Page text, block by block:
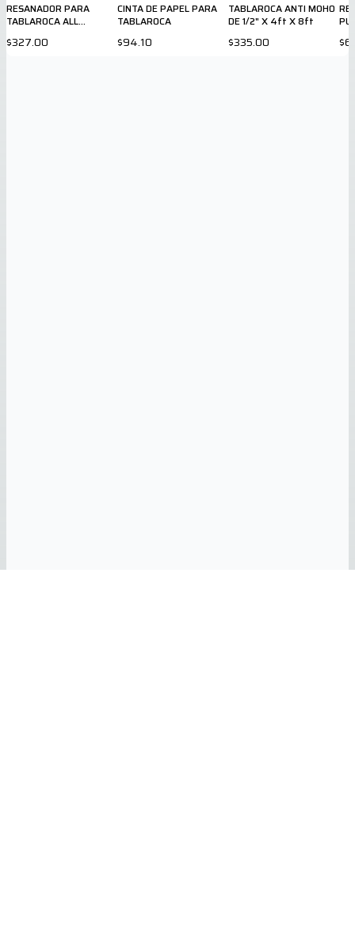
RESANADOR PARA
TABLAROCA ALL
$327.00
CINTA DE PAPEL PARA
TABLAROCA
$94.10
TABLAROCA ANTI MOHO
DE 1/2" X 4ft X 8ft
$335.00